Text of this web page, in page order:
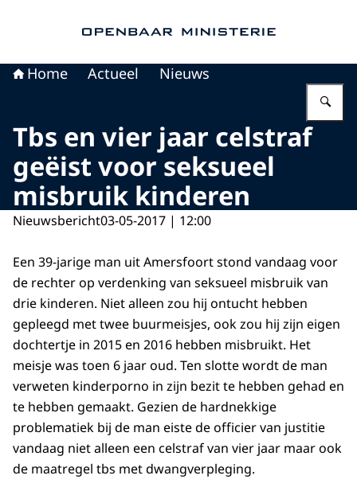
Home Actueel Nieuws
Tbs en vier jaar celstraf
geëist voor seksueel
misbruik kinderen
Nieuwsbericht03-05-2017 | 12:00
Een 39-jarige man uit Amersfoort stond vandaag voor
de rechter op verdenking van seksueel misbruik van
drie kinderen. Niet alleen zou hij ontucht hebben
gepleegd met twee buurmeisjes, ook zou hij zijn eigen
dochtertje in 2015 en 2016 hebben misbruikt. Het
meisje was toen 6 jaar oud. Ten slotte wordt de man
verweten kinderporno in zijn bezit te hebben gehad en
te hebben gemaakt. Gezien de hardnekkige
problematiek bij de man eiste de officier van justitie
vandaag niet alleen een celstraf van vier jaar maar ook
de maatregel tbs met dwangverpleging.